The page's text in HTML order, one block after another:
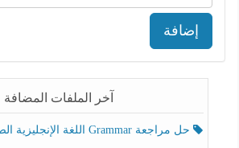
إضافة
آخر الملفات المضافة
حل مراجعة Grammar اللغة الإنجليزية الصف الخامس الفصل الثالث